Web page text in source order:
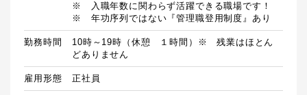
※　入職年数に関わらず活躍できる職場です！
※　年功序列ではない『管理職登用制度』あり
勤務時間
10時～19時（休憩　１時間）※　残業はほとん
どありません
雇用形態 正社員